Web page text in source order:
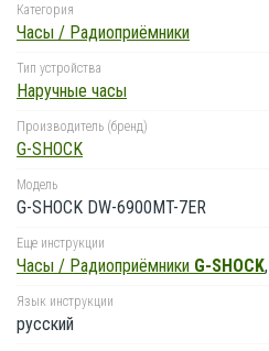
Категория
Часы / Радиоприёмники
Тип устройства
Наручные часы
Производитель (бренд)
G-SHOCK
Модель
G-SHOCK DW-6900MT-7ER
Еще инструкции
Часы / Радиоприёмники G-SHOCK,
Язык инструкции
русский